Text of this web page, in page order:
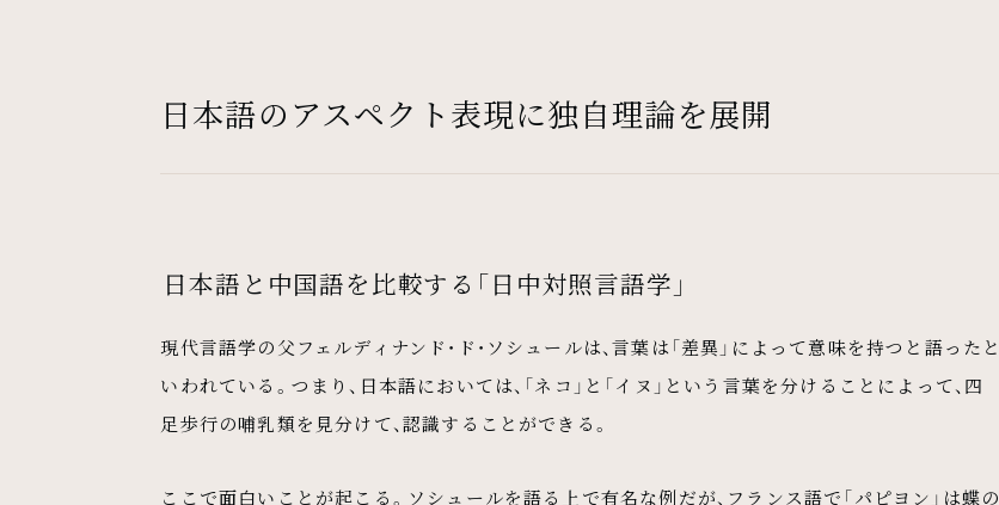
日本語のアスペクト表現に独自理論を展開
日本語と中国語を比較する「日中対照言語学」
現代言語学の父フェルディナンド・ド・ソシュールは、言葉は「差異」によって意味を持つと語ったと
いわれている。つまり、日本語においては、「ネコ」と「イヌ」という言葉を分けることによって、四
足歩行の哺乳類を見分けて、認識することができる。
ここで面白いことが起こる。ソシュールを語る上で有名な例だが、フランス語で「パピヨン」は蝶の